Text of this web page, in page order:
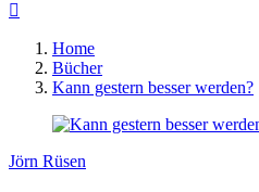

Home
Bücher
Kann gestern besser werden?
Jörn Rüsen